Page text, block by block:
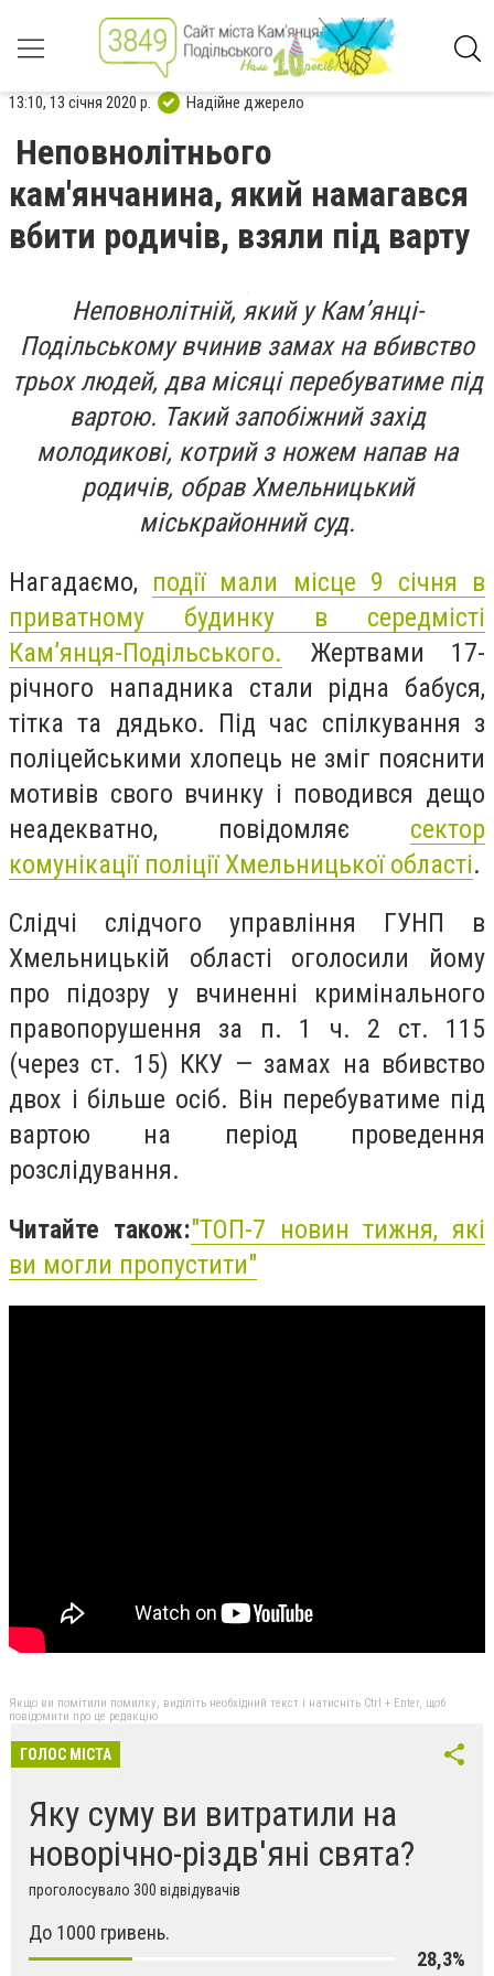
13:10, 13 січня 2020 р. Надійне джерело
Неповнолітнього
кам'янчанина, який намагався
вбити родичів, взяли під варту
Неповнолітній, який у Кам’янці-
Подільському вчинив замах на вбивство
трьох людей, два місяці перебуватиме під
вартою. Такий запобіжний захід
молодикові, котрий з ножем напав на
родичів, обрав Хмельницький
міськрайонний суд.
Нагадаємо, події мали місце 9 січня в
приватному будинку в середмісті
Кам’янця-Подільського. Жертвами 17-
річного нападника стали рідна бабуся,
тітка та дядько. Під час спілкування з
поліцейськими хлопець не зміг пояснити
мотивів свого вчинку і поводився дещо
неадекватно, повідомляє сектор
комунікації поліції Хмельницької області.
Слідчі слідчого управління ГУНП в
Хмельницькій області оголосили йому
про підозру у вчиненні кримінального
правопорушення за п. 1 ч. 2 ст. 115
(через ст. 15) ККУ — замах на вбивство
двох і більше осіб. Він перебуватиме під
вартою на період проведення
розслідування.
Читайте також:"ТОП-7 новин тижня, які
ви могли пропустити"
Якщо ви помітили помилку, виділіть необхідний текст і натисніть Ctrl + Enter, щоб
повідомити про це редакцію
ГОЛОС МІСТА
Яку суму ви витратили на
новорічно-різдв'яні свята?
проголосувало 300 відвідувачів
До 1000 гривень.
28,3%